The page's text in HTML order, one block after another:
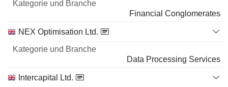
Financial Conglomerates
NEX Optimisation Ltd.
Data Processing Services
Intercapital Ltd.